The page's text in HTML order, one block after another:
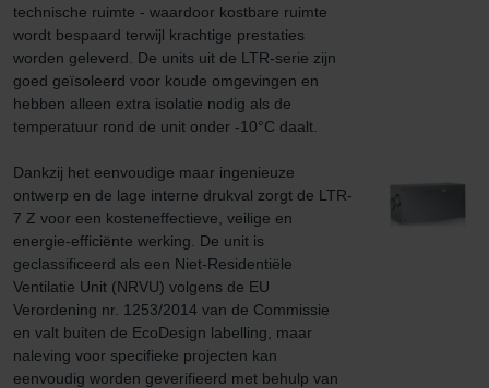
technische ruimte - waardoor kostbare ruimte
wordt bespaard terwijl krachtige prestaties
worden geleverd. De units uit de LTR-serie zijn
goed geïsoleerd voor koude omgevingen en
hebben alleen extra isolatie nodig als de
temperatuur rond de unit onder -10°C daalt.
Dankzij het eenvoudige maar ingenieuze
ontwerp en de lage interne drukval zorgt de LTR-
7 Z voor een kosteneffectieve, veilige en
energie-efficiënte werking. De unit is
geclassificeerd als een Niet-Residentiële
Ventilatie Unit (NRVU) volgens de EU
Verordening nr. 1253/2014 van de Commissie
en valt buiten de EcoDesign labelling, maar
naleving voor specifieke projecten kan
eenvoudig worden geverifieerd met behulp van